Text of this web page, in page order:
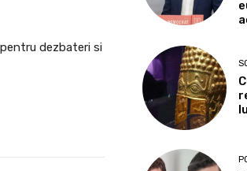
dezbateri si